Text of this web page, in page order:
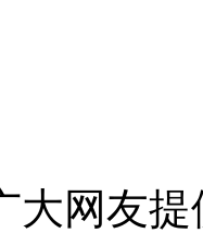
大网友